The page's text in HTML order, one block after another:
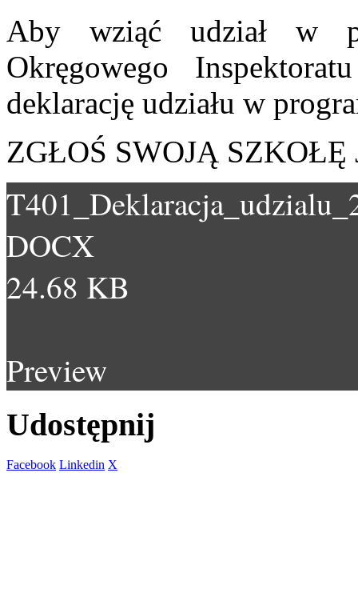
Aby wziąć udział w
Okręgowego
deklarację udziału w
ZGŁOŚ SWOJĄ
DOCX
24.68 KB
Preview
Udostępnij
Facebook Linkedin X